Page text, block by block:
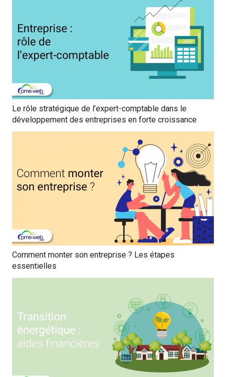
Le rôle stratégique de l’expert-comptable dans le
développement des entreprises en forte croissance
Comment monter son entreprise ? Les étapes
essentielles